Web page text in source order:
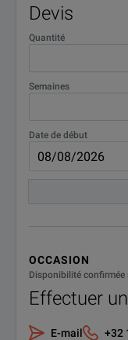
Devis
Quantité
Semaines
Date de début
OCCASION
Disponibilité confirmée
Effectuer
E-mail +32